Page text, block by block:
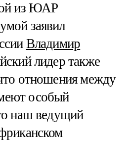
из ЮАР
заявил
Владимир
лидер также
отношения между
особый
наш ведущий